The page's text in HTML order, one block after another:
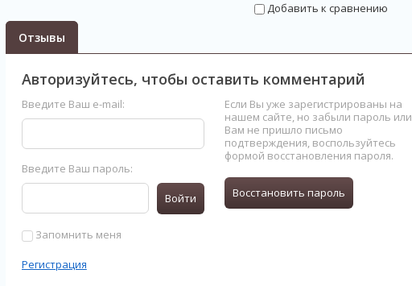
Добавить к сравнению
Отзывы
Авторизуйтесь, чтобы оставить комментарий
Введите Ваш e-mail:
Введите Ваш пароль:
Войти
Запомнить меня
Регистрация
Если Вы уже зарегистрированы на
нашем сайте, но забыли пароль или
Вам не пришло письмо
подтверждения, воспользуйтесь
формой восстановления пароля.
Восстановить пароль